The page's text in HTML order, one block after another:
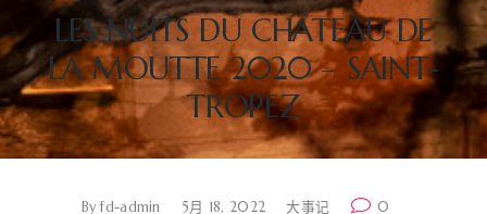
LES NUITS DU CHÂTEAU DE
LA MOUTTE 2020 – SAINT-
TROPEZ
Byfd-admin 5月 18, 2022 大事记 0